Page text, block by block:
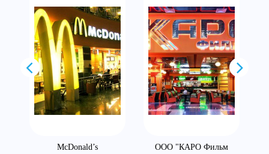
McDonald’s
ООО "КАРО Фильм